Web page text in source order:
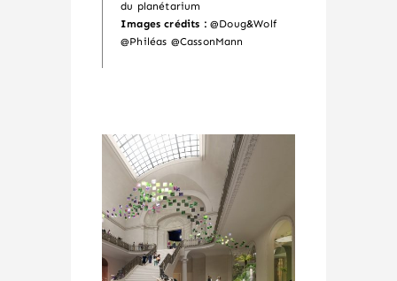
du planétarium
Images crédits :@Doug&Wolf
@Philéas @CassonMann